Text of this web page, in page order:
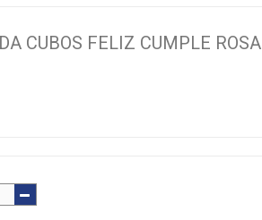
CUBOS FELIZ CUMPLE ROSA